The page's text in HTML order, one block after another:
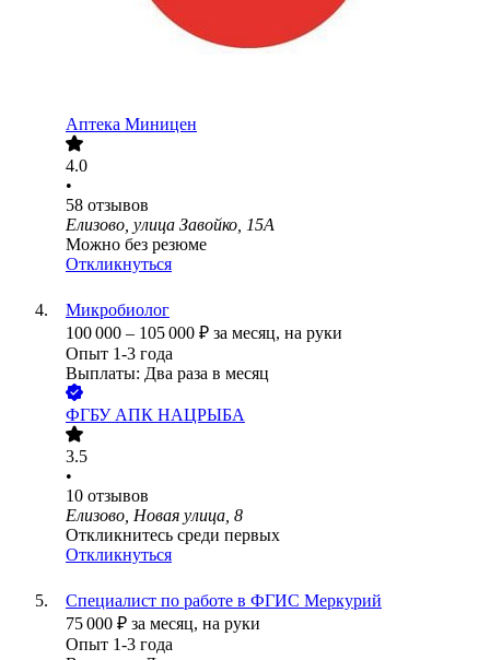
Аптека Миницен
4.0
•
58 отзывов
Елизово, улица Завойко, 15А
Можно без резюме
Откликнуться
Микробиолог
100 000 – 105 000 ₽ за месяц, на руки
Опыт 1-3 года
Выплаты: Два раза в месяц
ФГБУ АПК НАЦРЫБА
3.5
•
10 отзывов
Елизово, Новая улица, 8
Откликнитесь среди первых
Откликнуться
Специалист по работе в ФГИС Меркурий
75 000 ₽ за месяц, на руки
Опыт 1-3 года